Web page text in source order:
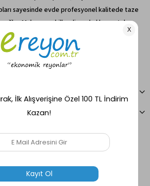
sayesinde evde profesyonel kalitede taze
sağlar. Makarna şekillendirme kalıbı, metal
gelen ürün, kullanımı kolay yapısıyla
farklı kalıp seçeneğiyle çeşitli makarna
Chef ile Kenwood Major mutfak
kullanabilirsiniz.
taze makarna makinesi kenwood at910